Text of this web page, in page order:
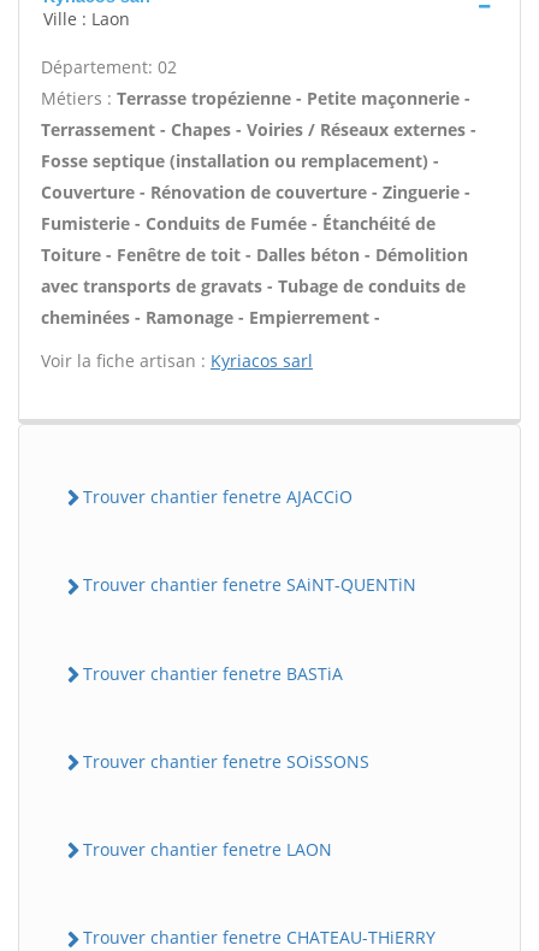
Ville : Laon
Département: 02
Métiers : Terrasse tropézienne - Petite maçonnerie -
Terrassement - Chapes - Voiries / Réseaux externes -
Fosse septique (installation ou remplacement) -
Couverture - Rénovation de couverture - Zinguerie -
Fumisterie - Conduits de Fumée - Étanchéité de
Toiture - Fenêtre de toit - Dalles béton - Démolition
avec transports de gravats - Tubage de conduits de
cheminées - Ramonage - Empierrement -
Voir la fiche artisan : Kyriacos sarl
Trouver chantier fenetre AJACCiO
Trouver chantier fenetre SAiNT-QUENTiN
Trouver chantier fenetre BASTiA
Trouver chantier fenetre SOiSSONS
Trouver chantier fenetre LAON
Trouver chantier fenetre CHATEAU-THiERRY